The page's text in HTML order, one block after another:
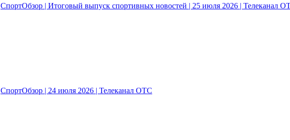
СпортОбзор | Итоговый выпуск спортивных новостей | 25 июля 2026 | Телеканал
СпортОбзор | 24 июля 2026 | Телеканал ОТС